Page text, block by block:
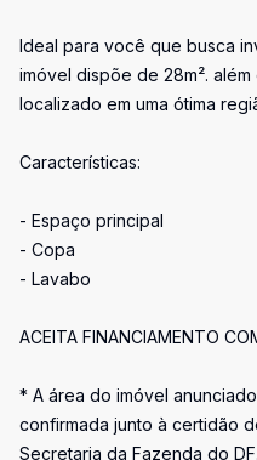
Ideal para você que busca
imóvel dispõe de 28m².
localizado em uma ótima
Características:
- Espaço principal
- Copa
- Lavabo
ACEITA FINANCIAMENTO
* A área do imóvel
confirmada junto à certidão
Secretaria da Fazenda do